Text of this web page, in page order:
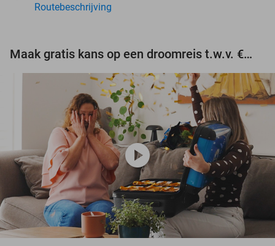
Routebeschrijving
Maak gratis kans op een droomreis t.w.v. €3.000!
play_circle